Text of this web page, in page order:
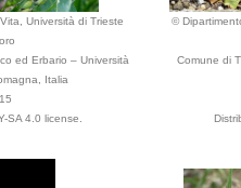
Università di Trieste
ed Erbario – Università
Italia
SA 4.0 license.
©
Comune di